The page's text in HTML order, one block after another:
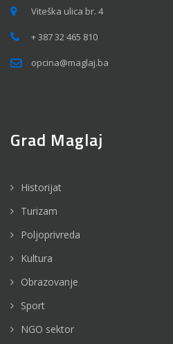
Viteška ulica br. 4
+ 387 32 465 810
opcina@maglaj.ba
Grad Maglaj
Historijat
Turizam
Poljoprivreda
Kultura
Obrazovanje
Sport
NGO sektor